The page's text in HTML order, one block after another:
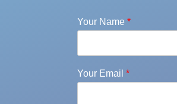
Your Name *
Your Email *